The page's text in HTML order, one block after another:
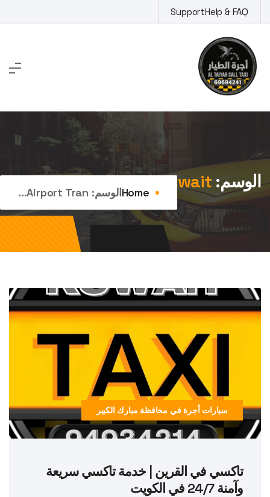
to
content
Help & FAQ
Support
الوسم:airport transfer kuwait
Homeالوسم: Airport Tran...
سيارات أجرة في محافظة مبارك الكبير
تاكسي في القرين | خدمة تاكسي سريعة
وآمنة 24/7 في الكويت